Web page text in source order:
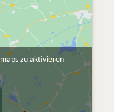
zu aktivieren